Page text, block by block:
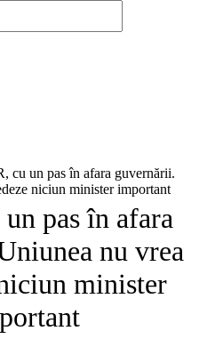
cu un pas în afara guvernării.
niciun minister important
pas în afara
nu vrea
minister